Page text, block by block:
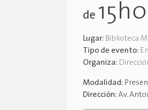
de
Lugar: Biblioteca
Tipo de evento:
Organiza:
Modalidad:
Dirección:Av.